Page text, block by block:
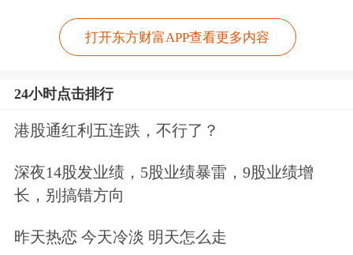
除了小鹏汽车，小米汽车此前宣布将联
障服务”，计划为用户提供最高300万元
的保障金额。去年，鸿蒙智行、阿维塔
等也推出过类似权益，当车辆在智驾状
态下发生事故，相关权益保障金额可高
至数百万元。鸿蒙智行北京多家门店销
打开东方财富APP查看更多内容
24小时点击排行
港股通红利五连跌，不行了？
深夜14股发业绩，5股业绩暴雷，9股业绩增
长，别搞错方向
昨天热恋 今天冷淡 明天怎么走